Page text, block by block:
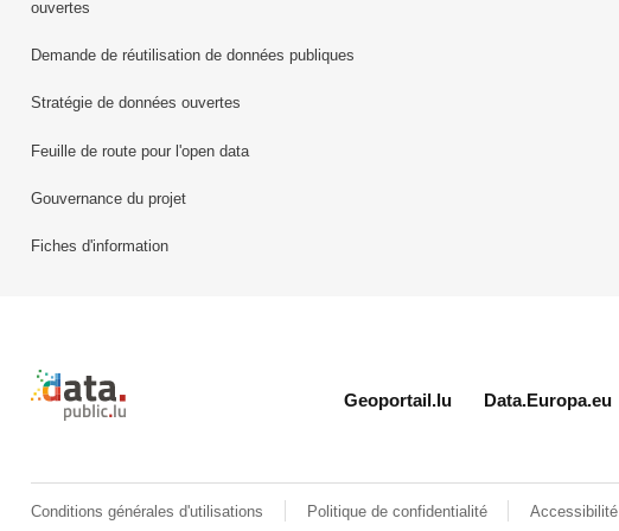
ouvertes
Demande de réutilisation de données publiques
Stratégie de données ouvertes
Feuille de route pour l'open data
Gouvernance du projet
Fiches d'information
Retour à l'accueil de data.public.lu
Geoportail.lu Data.Europa.eu
Conditions générales d'utilisations Politique de confidentialité Accessibilité